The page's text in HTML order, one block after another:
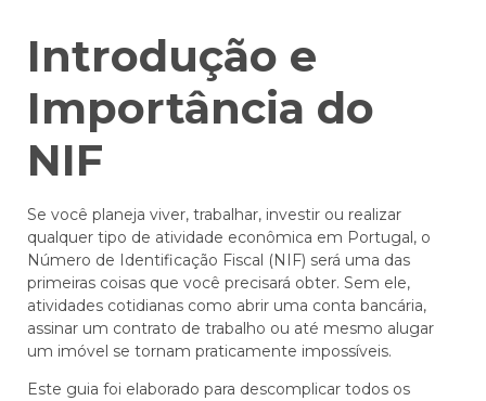
Introdução e
Importância do
NIF
Se você planeja viver, trabalhar, investir ou realizar
qualquer tipo de atividade econômica em Portugal, o
Número de Identificação Fiscal (NIF) será uma das
primeiras coisas que você precisará obter. Sem ele,
atividades cotidianas como abrir uma conta bancária,
assinar um contrato de trabalho ou até mesmo alugar
um imóvel se tornam praticamente impossíveis.
Este guia foi elaborado para descomplicar todos os